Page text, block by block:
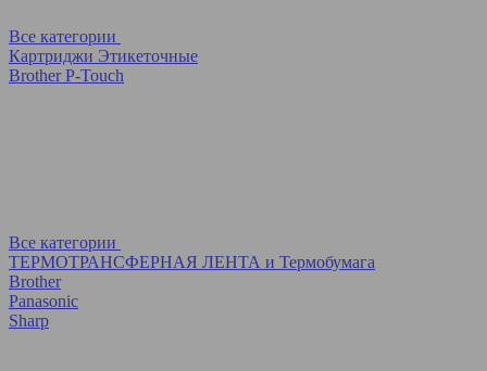
Все категории
Картриджи Этикеточные
Brother P-Touch
Все категории
ТЕРМОТРАНСФЕРНАЯ ЛЕНТА и Термобумага
Brother
Panasonic
Sharp